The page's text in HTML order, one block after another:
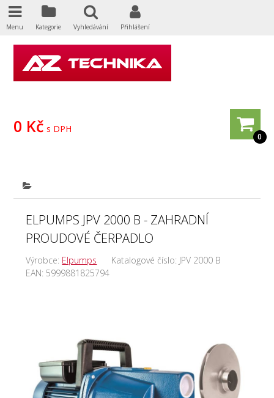
0
0 Kč s DPH
ELPUMPS JPV 2000 B - ZAHRADNÍ
PROUDOVÉ ČERPADLO
Výrobce: Elpumps Katalogové číslo: JPV 2000 B
EAN: 5999881825794
Menu Kategorie Vyhledávání Přihlášení